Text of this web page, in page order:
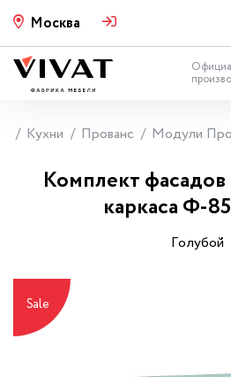
Москва
Кухни Прованс Модули
Комплект
каркаса Ф-
Гoлyбoй
Sale